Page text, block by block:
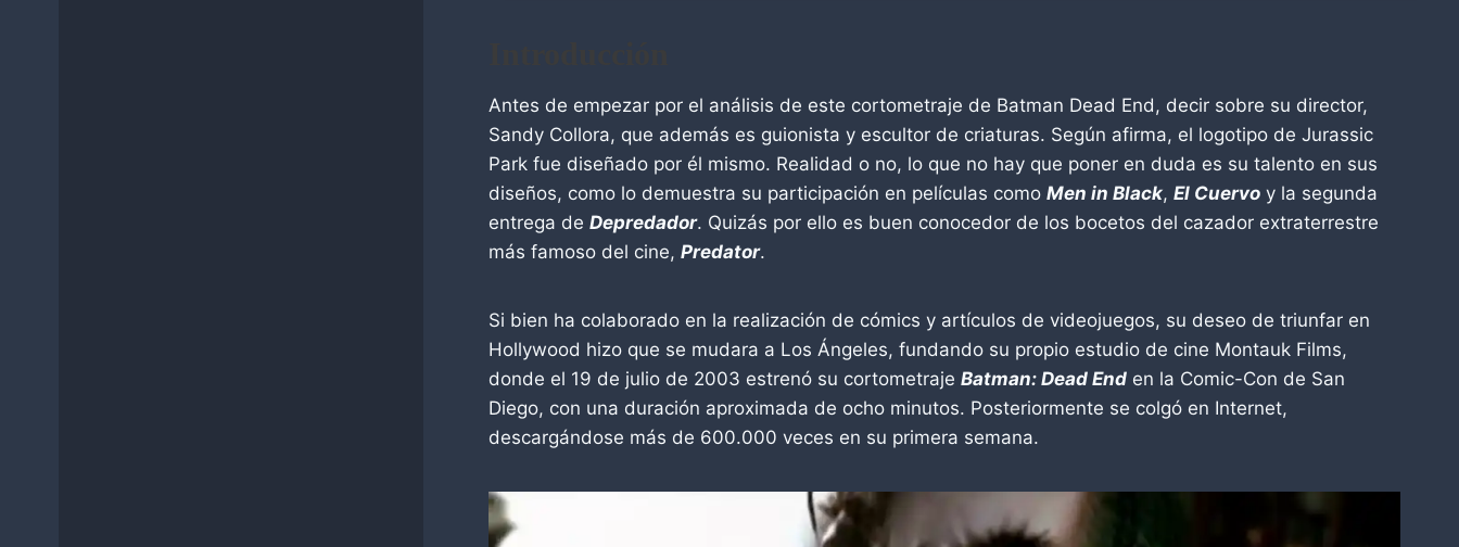
Antes de empezar por el análisis de este cortometraje de Batman Dead End, decir sobre su director,
Sandy Collora, que además es guionista y escultor de criaturas. Según afirma, el logotipo de Jurassic
Park fue diseñado por él mismo. Realidad o no, lo que no hay que poner en duda es su talento en sus
diseños, como lo demuestra su participación en películas como Men in Black, El Cuervoy la segunda
entrega de Depredador. Quizás por ello es buen conocedor de los bocetos del cazador extraterrestre
más famoso del cine, Predator.
Si bien ha colaborado en la realización de cómics y artículos de videojuegos, su deseo de triunfar en
Hollywood hizo que se mudara a Los Ángeles, fundando su propio estudio de cine Montauk Films,
donde el 19 de julio de 2003 estrenó su cortometraje Batman: Dead Enden la Comic-Con de San
Diego, con una duración aproximada de ocho minutos. Posteriormente se colgó en Internet,
descargándose más de 600.000 veces en su primera semana.